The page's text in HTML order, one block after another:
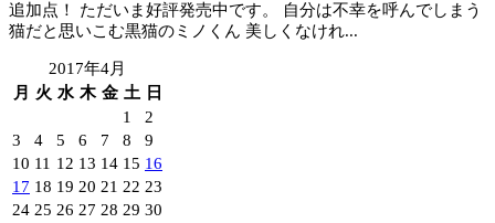
追加点！ ただいま好評発売中です。 自分は不幸を呼んでしまう
猫だと思いこむ黒猫のミノくん 美しくなけれ...
2017年4月
月
火 水 木 金 土 日
1
2
3
4 5 6 7 8
9
10 11 12 13 14 15 16
17 18 19 20 21 22 23
24 25 26 27 28 29 30